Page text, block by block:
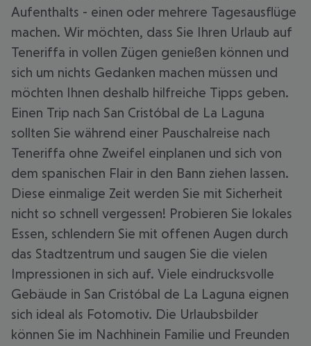
Aufenthalts - einen oder mehrere Tagesausflüge
machen. Wir möchten, dass Sie Ihren Urlaub auf
Teneriffa in vollen Zügen genießen können und
sich um nichts Gedanken machen müssen und
möchten Ihnen deshalb hilfreiche Tipps geben.
Einen Trip nach San Cristóbal de La Laguna
sollten Sie während einer Pauschalreise nach
Teneriffa ohne Zweifel einplanen und sich von
dem spanischen Flair in den Bann ziehen lassen.
Diese einmalige Zeit werden Sie mit Sicherheit
nicht so schnell vergessen! Probieren Sie lokales
Essen, schlendern Sie mit offenen Augen durch
das Stadtzentrum und saugen Sie die vielen
Impressionen in sich auf. Viele eindrucksvolle
Gebäude in San Cristóbal de La Laguna eignen
sich ideal als Fotomotiv. Die Urlaubsbilder
können Sie im Nachhinein Familie und Freunden